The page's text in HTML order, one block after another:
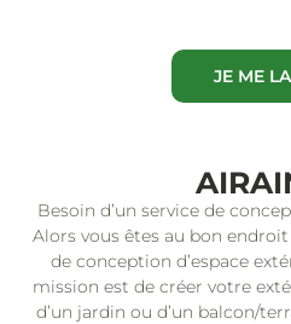
JE ME
Besoin d’un service de
Alors vous êtes au bon
de conception d’espace
mission est de créer votre
d’un jardin ou d’un balcon/